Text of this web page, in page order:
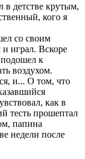
в детстве крутым,
кого я
со своим
играл. Вскоре
к
воздухом.
и... О том, что
как в
тесть прошептал
папина
недели после